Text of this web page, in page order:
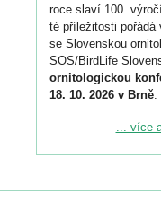
roce slaví 100.
té příležitosti pořádá
se Slovenskou
SOS/BirdLife
ornitologickou
18. 10. 2026 v Brně.
Podrobnější
Registrovat se
... více